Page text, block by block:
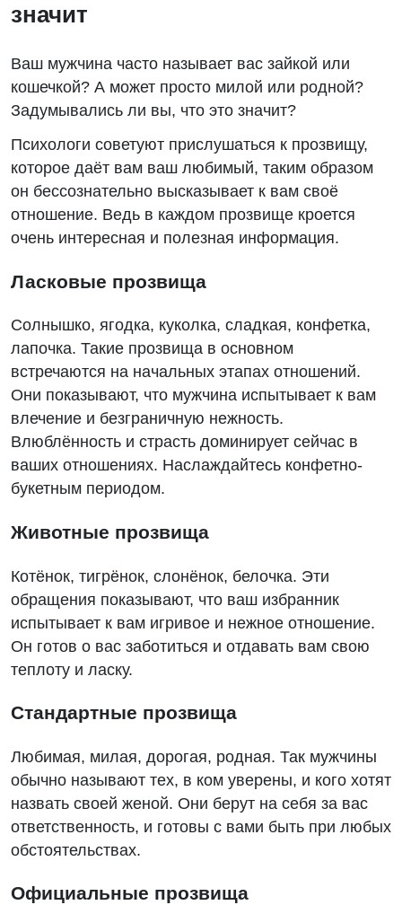
значит
Ваш мужчина часто называет вас зайкой или
кошечкой? А может просто милой или родной?
Задумывались ли вы, что это значит?
Психологи советуют прислушаться к прозвищу,
которое даёт вам ваш любимый, таким образом
он бессознательно высказывает к вам своё
отношение. Ведь в каждом прозвище кроется
очень интересная и полезная информация.
Ласковые прозвища
Солнышко, ягодка, куколка, сладкая, конфетка,
лапочка. Такие прозвища в основном
встречаются на начальных этапах отношений.
Они показывают, что мужчина испытывает к вам
влечение и безграничную нежность.
Влюблённость и страсть доминирует сейчас в
ваших отношениях. Наслаждайтесь конфетно-
букетным периодом.
Животные прозвища
Котёнок, тигрёнок, слонёнок, белочка. Эти
обращения показывают, что ваш избранник
испытывает к вам игривое и нежное отношение.
Он готов о вас заботиться и отдавать вам свою
теплоту и ласку.
Стандартные прозвища
Любимая, милая, дорогая, родная. Так мужчины
обычно называют тех, в ком уверены, и кого хотят
назвать своей женой. Они берут на себя за вас
ответственность, и готовы с вами быть при любых
обстоятельствах.
Официальные прозвища